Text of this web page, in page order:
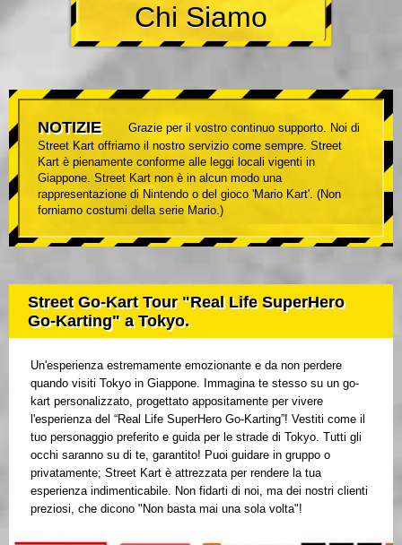
Chi Siamo
NOTIZIE
Grazie per il vostro continuo supporto. Noi di
Street Kart offriamo il nostro servizio come sempre. Street
Kart è pienamente conforme alle leggi locali vigenti in
Giappone. Street Kart non è in alcun modo una
rappresentazione di Nintendo o del gioco 'Mario Kart'. (Non
forniamo costumi della serie Mario.)
Street Go-Kart Tour "Real Life SuperHero
Go-Karting" a Tokyo.
Un'esperienza estremamente emozionante e da non perdere
quando visiti Tokyo in Giappone. Immagina te stesso su un go-
kart personalizzato, progettato appositamente per vivere
l'esperienza del “Real Life SuperHero Go-Karting”! Vestiti come il
tuo personaggio preferito e guida per le strade di Tokyo. Tutti gli
occhi saranno su di te, garantito! Puoi guidare in gruppo o
privatamente; Street Kart è attrezzata per rendere la tua
esperienza indimenticabile. Non fidarti di noi, ma dei nostri clienti
preziosi, che dicono "Non basta mai una sola volta"!